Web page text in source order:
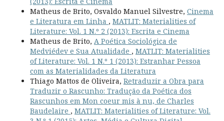
Matheus de Brito, Osvaldo Manuel Silvestre, Cinema
e Literatura em Linha , MATLIT: Materialities of
Literature: Vol. 1 N.º 2 (2013): Escrita e Cinema
Matheus de Brito, A Poética Sociológica de
Medviédev e Sua Atualidade , MATLIT: Materialities
of Literature: Vol. 1 N.º 1 (2013): Estranhar Pessoa
com as Materialidades da Literatura
Thiago Mattos de Oliveira, Retraduzir a Obra para
Traduzir o Rascunho: Tradução da Poética dos
Rascunhos em Mon coeur mis à nu, de Charles
Baudelaire , MATLIT: Materialities of Literature: Vol.